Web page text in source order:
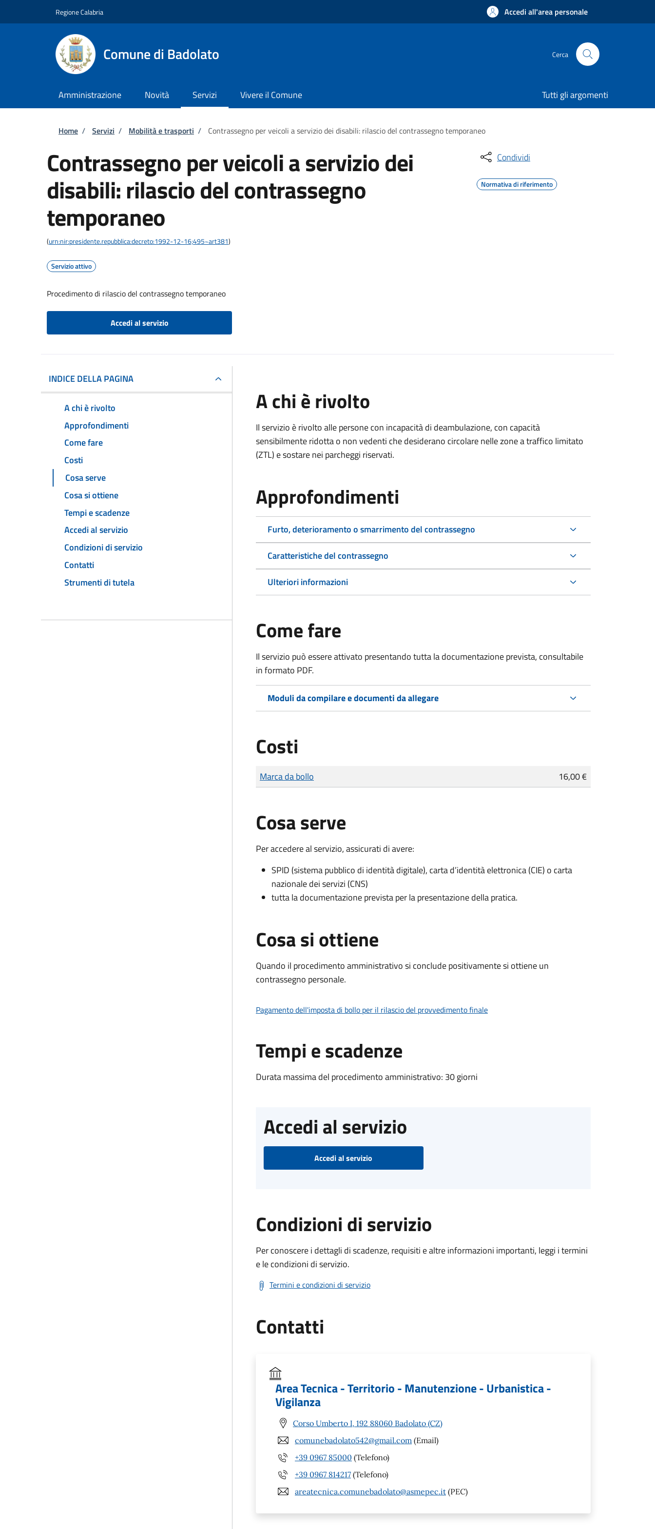
Regione Calabria Accedi all'area personale
Comune di Badolato Cerca
Amministrazione Novità Servizi Vivere il Comune Tutti gli argomenti
Briciole di pane
Home / Servizi / Mobilità e trasporti / Contrassegno per veicoli a servizio dei disabili: rilascio del contrassegno temporaneo
Contrassegno per veicoli a servizio dei
disabili: rilascio del contrassegno
temporaneo
(urn:nir:presidente.repubblica:decreto:1992-12-16;495~art381)
Servizio attivo
Procedimento di rilascio del contrassegno temporaneo
Accedi al servizio
Condividi
Normativa di riferimento
INDICE DELLA PAGINA
A chi è rivolto
Approfondimenti
Come fare
Costi
Cosa serve
Cosa si ottiene
Tempi e scadenze
Accedi al servizio
Condizioni di servizio
Contatti
Strumenti di tutela
A chi è rivolto
Il servizio è rivolto alle persone con incapacità di deambulazione, con capacità
sensibilmente ridotta o non vedenti che desiderano circolare nelle zone a traffico limitato
(ZTL) e sostare nei parcheggi riservati.
Approfondimenti
Furto, deterioramento o smarrimento del contrassegno
Caratteristiche del contrassegno
Ulteriori informazioni
Come fare
Il servizio può essere attivato presentando tutta la documentazione prevista, consultabile
in formato PDF.
Moduli da compilare e documenti da allegare
Costi
Tipo di pagamento
Importo
Marca da bollo 16,00 €
Cosa serve
Per accedere al servizio, assicurati di avere:
SPID (sistema pubblico di identità digitale), carta d’identità elettronica (CIE) o carta
nazionale dei servizi (CNS)
tutta la documentazione prevista per la presentazione della pratica.
Cosa si ottiene
Quando il procedimento amministrativo si conclude positivamente si ottiene un
contrassegno personale.
Pagamento dell'imposta di bollo per il rilascio del provvedimento finale
Tempi e scadenze
Durata massima del procedimento amministrativo: 30 giorni
Accedi al servizio
Accedi al servizio
Condizioni di servizio
Per conoscere i dettagli di scadenze, requisiti e altre informazioni importanti, leggi i termini
e le condizioni di servizio.
Termini e condizioni di servizio
Contatti
Area Tecnica - Territorio - Manutenzione - Urbanistica -
Vigilanza
Corso Umberto I, 192 88060 Badolato (CZ)
comunebadolato542@gmail.com (Email)
+39 0967 85000 (Telefono)
+39 0967 814217 (Telefono)
areatecnica.comunebadolato@asmepec.it (PEC)